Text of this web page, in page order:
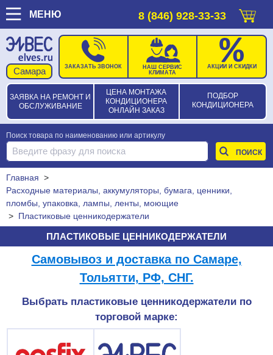
МЕНЮ 8 (846) 928-33-33
ЗАЯВКА НА РЕМОНТ И
ОБСЛУЖИВАНИЕ
ЦЕНА МОНТАЖА
КОНДИЦИОНЕРА
ОНЛАЙН ЗАКАЗ
ПОДБОР
КОНДИЦИОНЕРА
ЗАКАЗАТЬ ЗВОНОК
НАШ СЕРВИС
КЛИМАТА
АКЦИИ И СКИДКИ
Поиск товара по наименованию или артикулу
Главная >
Расходные материалы, аккумуляторы, бумага, ценники,
пломбы, упаковка, лампы, ленты, моющие
> Пластиковые ценникодержатели
ПЛАСТИКОВЫЕ ЦЕННИКОДЕРЖАТЕЛИ
Самовывоз и доставка по Самаре,
Тольятти, РФ, СНГ.
Выбрать пластиковые ценникодержатели по
торговой марке: